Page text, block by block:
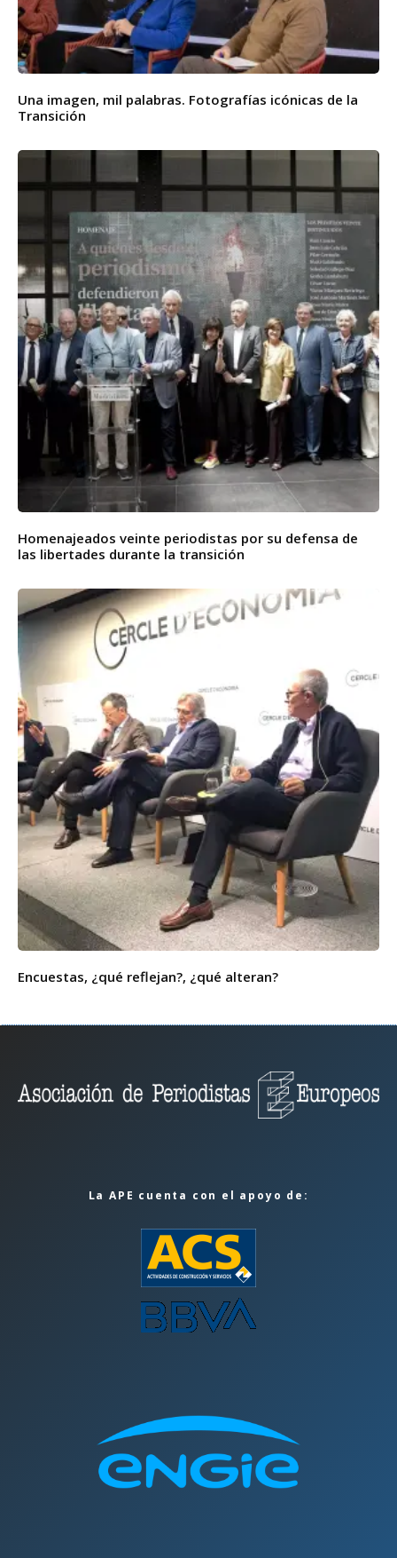
Una imagen, mil palabras. Fotografías icónicas de la
Transición
Homenajeados veinte periodistas por su defensa de
las libertades durante la transición
Encuestas, ¿qué reflejan?, ¿qué alteran?
La APE cuenta con el apoyo de: